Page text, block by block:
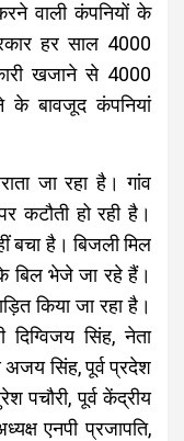
वाली कंपनियों के
हर साल 4000
खजाने से 4000
के बावजूद कंपनियां
जा रहा है। गांव
कटौती हो रही है।
बचा है। बिजली मिल
बिल भेजे जा रहे हैं।
किया जा रहा है।
सिंह, नेता
अजय सिंह, पूर्व प्रदेश
पचौरी, पूर्व केंद्रीय
एनपी प्रजापति,